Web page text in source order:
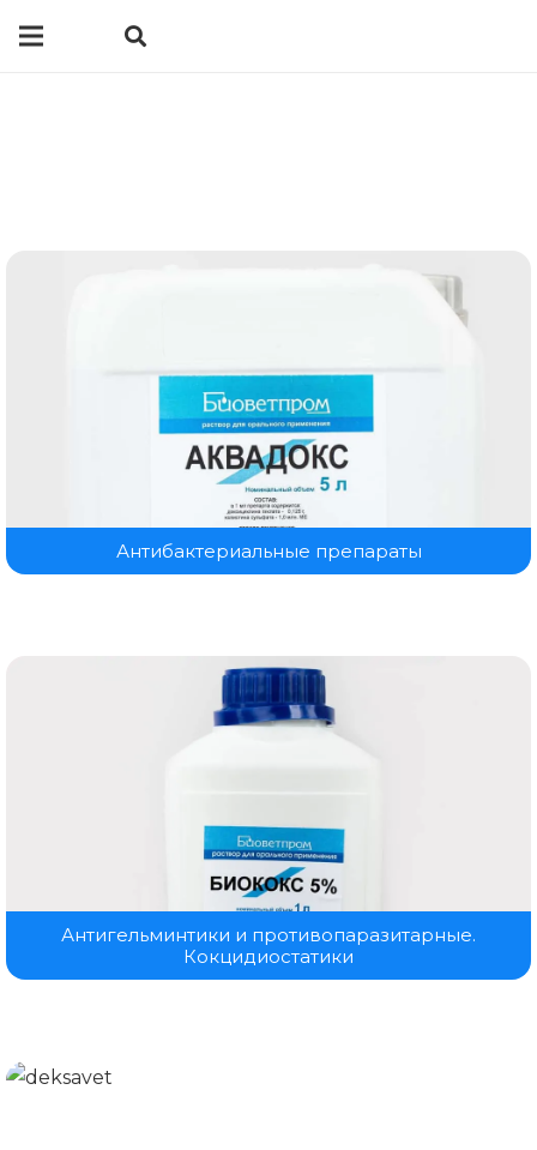
Антибактериальные препараты
Антигельминтики и противопаразитарные.
Кокцидиостатики